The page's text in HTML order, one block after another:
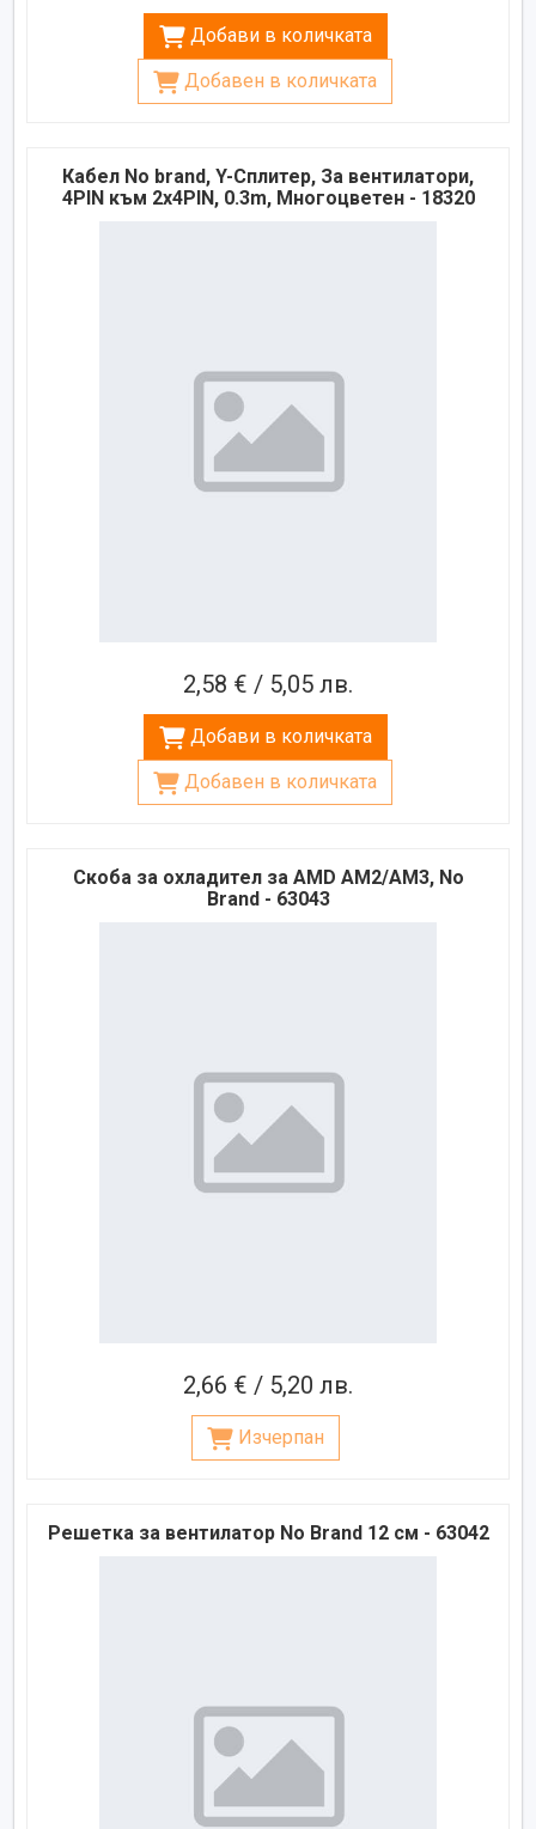
Добави в количката
Добавен в количката
Кабел No brand, Y-Сплитер, За вентилатори,
4PIN към 2x4PIN, 0.3m, Многоцветен - 18320
2,58 € / 5,05 лв.
Добави в количката
Добавен в количката
Скоба за охладител за AMD AM2/AM3, No
Brand - 63043
2,66 € / 5,20 лв.
Изчерпан
Решетка за вентилатор No Brand 12 см - 63042